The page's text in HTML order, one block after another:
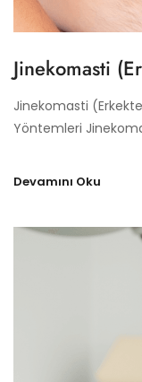
Jinekomasti
Jinekomasti
Yöntemleri
Devamını Oku